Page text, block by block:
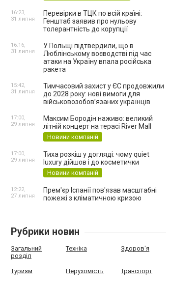
Перевірки в ТЦК по всій країні:
Генштаб заявив про нульову
толерантність до корупції
16:23,
31 липня
У Польщі підтвердили, що в
Люблінському воєводстві під час
атаки на Україну впала російська
ракета
16:16,
31 липня
Тимчасовий захист у ЄС продовжили
до 2028 року: нові вимоги для
військовозобов’язаних українців
15:42,
31 липня
Максим Бородін наживо: великий
літній концерт на терасі River Mall
Новини компаній
17:00,
29 липня
Тиха розкіш у догляді: чому quiet
luxury дійшов і до косметички
Новини компаній
17:00,
29 липня
Прем'єр Іспанії пов'язав масштабні
пожежі з кліматичною кризою
12:22,
27 липня
Рубрики новин
Загальний
розділ
Техніка Здоров'я
Туризм Нерухомість Транспорт